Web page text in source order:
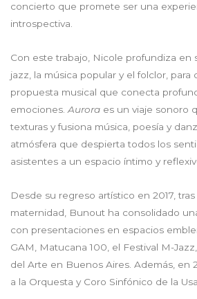
concierto que promete ser una
introspectiva.
Con este trabajo, Nicole profundiza en
jazz, la música popular y el folclor, para
propuesta musical que conecta
emociones.Aurora es un viaje sonoro
texturas y fusiona música, poesía y
atmósfera que despierta todos los
asistentes a un espacio íntimo y
Desde su regreso artístico en 2017,
maternidad, Bunout ha consolidado
con presentaciones en espacios
GAM, Matucana 100, el Festival M-
del Arte en Buenos Aires. Además, en
a la Orquesta y Coro Sinfónico de la